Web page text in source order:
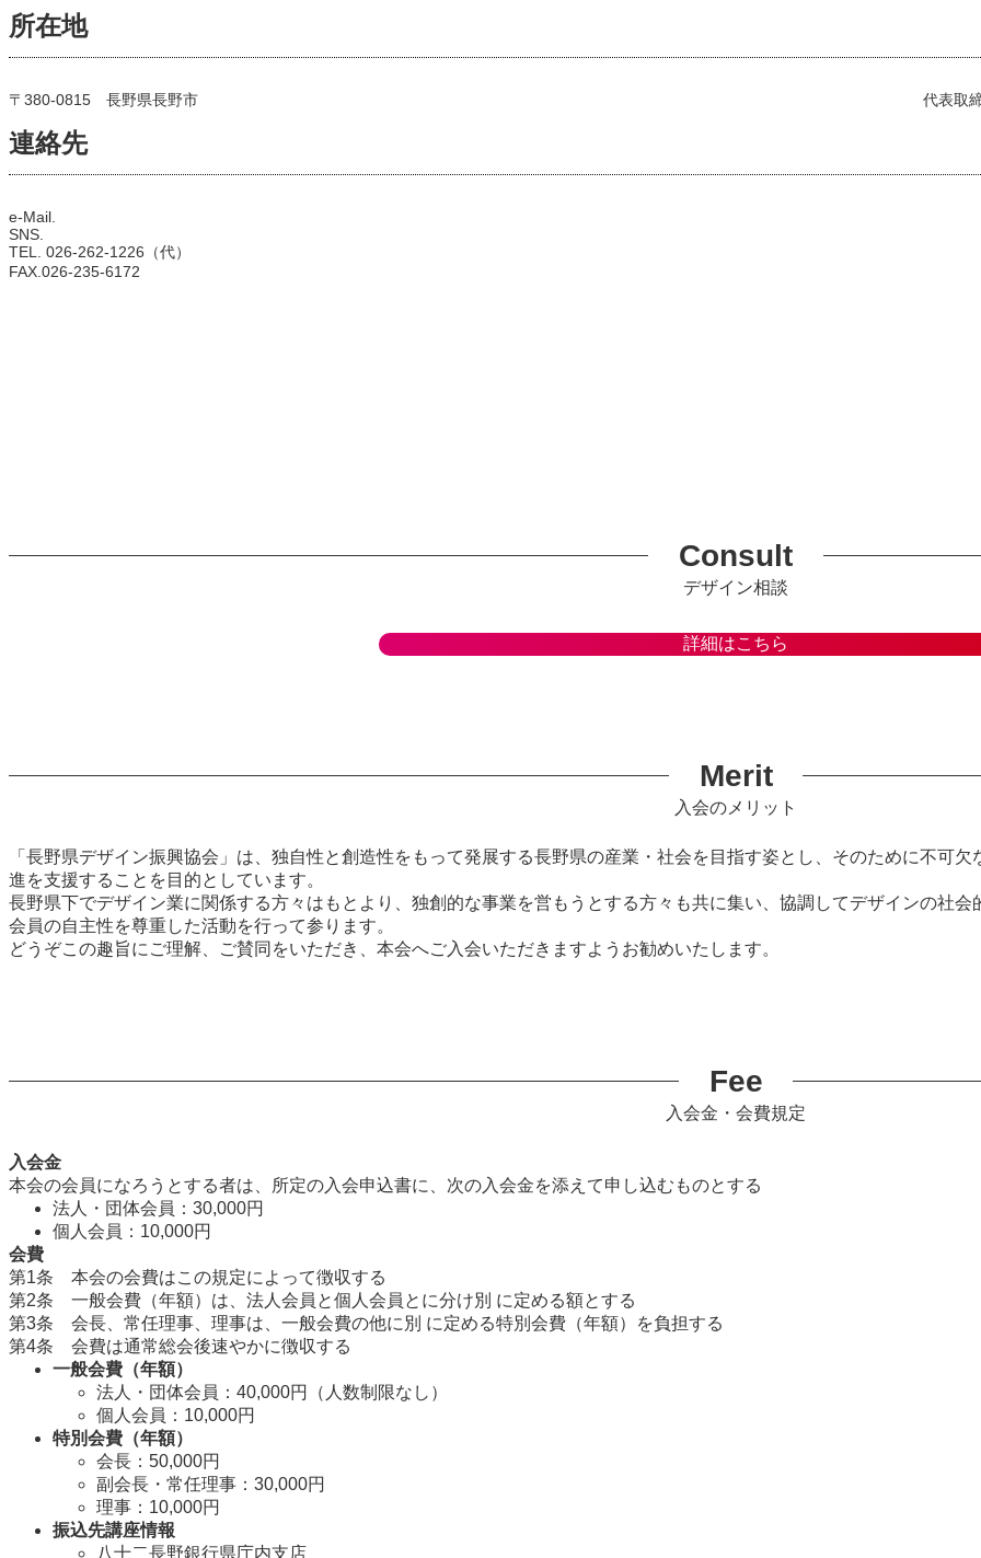
所在地
〒380-0815 長野県長野市 代表取
連絡先
e-Mail.
SNS.
TEL. 026-262-1226（代）
FAX.026-235-6172
Consult
デザイン相談
詳細はこちら
Merit
入会のメリット
「長野県デザイン振興協会」は、独自性と創造性をもって発展する長野県の産業・社会を目指す姿とし、そのために不可
進を支援することを目的としています。
長野県下でデザイン業に関係する方々はもとより、独創的な事業を営もうとする方々も共に集い、協調してデザインの社
会員の自主性を尊重した活動を行って参ります。
どうぞこの趣旨にご理解、ご賛同をいただき、本会へご入会いただきますようお勧めいたします。
Fee
入会金・会費規定
入会金
本会の会員になろうとする者は、所定の入会申込書に、次の入会金を添えて申し込むものとする
法人・団体会員：30,000円
個人会員：10,000円
会費
第1条 本会の会費はこの規定によって徴収する
第2条 一般会費（年額）は、法人会員と個人会員とに分け別 に定める額とする
第3条 会長、常任理事、理事は、一般会費の他に別 に定める特別会費（年額）を負担する
第4条 会費は通常総会後速やかに徴収する
一般会費（年額）
法人・団体会員：40,000円（人数制限なし）
個人会員：10,000円
特別会費（年額）
会長：50,000円
副会長・常任理事：30,000円
理事：10,000円
振込先講座情報
八十二長野銀行県庁内支店